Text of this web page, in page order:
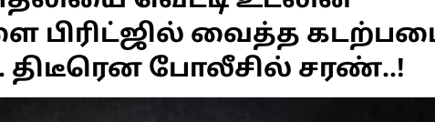
பிரிட்ஜில் வைத்த
திடீரென போலீசில் சரண்..!